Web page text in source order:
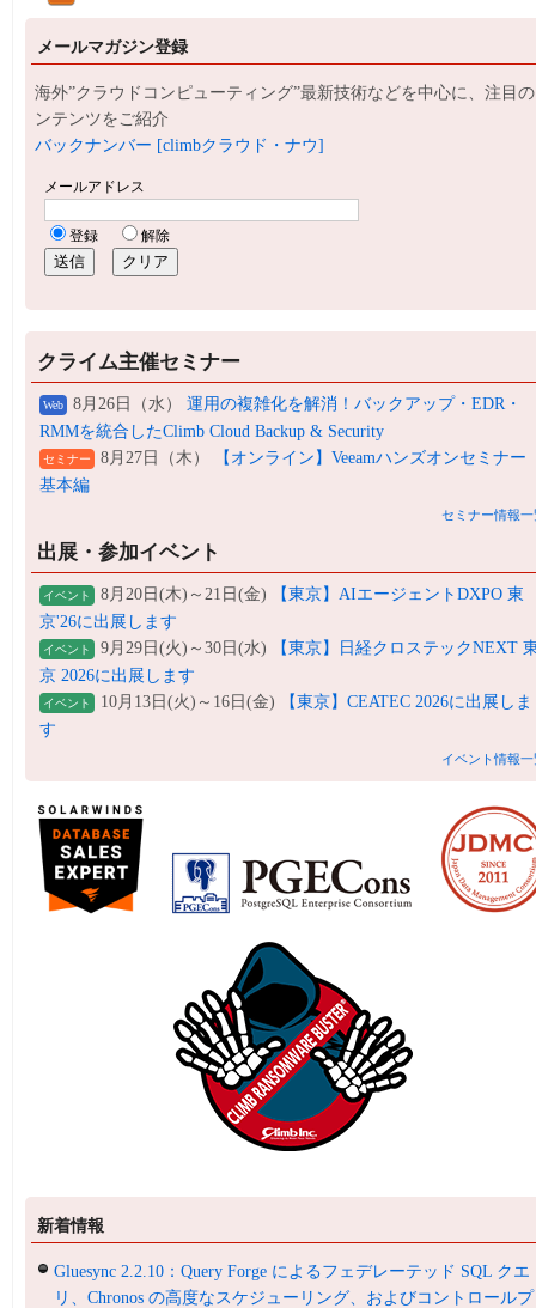
メールマガジン登録
海外”クラウドコンピューティング”最新技術などを中心に、注目
ンテンツをご紹介
バックナンバー [climbクラウド・ナウ]
クライム主催セミナー
Web 8月26日（水） 運用の複雑化を解消！バックアップ・EDR・
RMMを統合したClimb Cloud Backup & Security
セミナー 8月27日（木）
【オンライン】Veeamハンズオンセミナー
基本編
セミナー情報一
出展・参加イベント
イベント 8月20日(木)～21日(金)
【東京】AIエージェントDXPO 東
京'26に出展します
イベント 9月29日(火)～30日(水)
【東京】日経クロステックNEXT
京 2026に出展します
イベント 10月13日(火)～16日(金)
【東京】CEATEC 2026に出展しま
す
イベント情報一
新着情報
Gluesync 2.2.10：Query Forge によるフェデレーテッド SQL クエ
リ、Chronos の高度なスケジューリング、およびコントロール